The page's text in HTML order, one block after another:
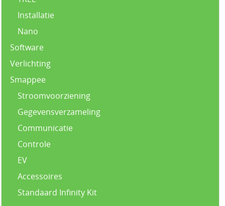
Installatie
Nano
Software
Verlichting
Smappee
Stroomvoorziening
Gegevensverzameling
Communicatie
Controle
EV
Accessoires
Standaard Infinity Kit